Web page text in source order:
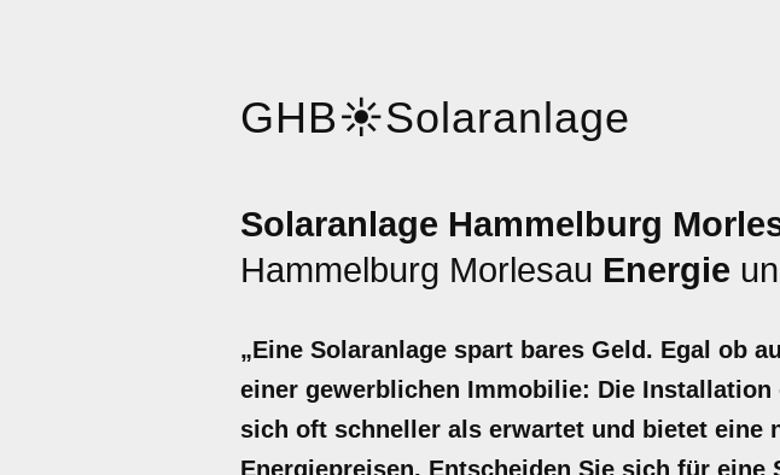
GHB☀️Solaranlage
Solaranlage Hammelburg
Hammelburg Morlesau Energie
„Eine Solaranlage spart bares Geld. Egal ob
einer gewerblichen Immobilie: Die
sich oft schneller als erwartet und bietet eine
Energiepreisen. Entscheiden Sie sich für